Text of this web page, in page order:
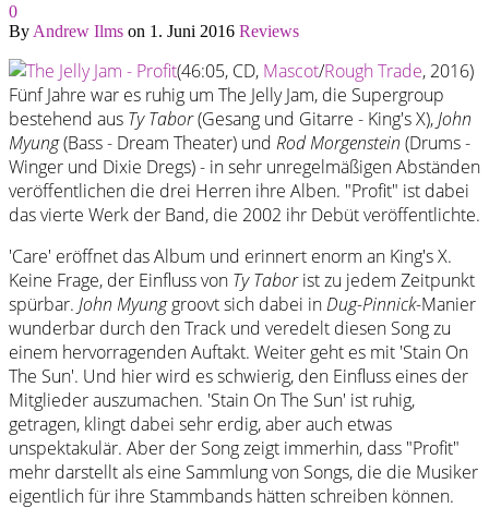
0
By Andrew Ilms on 1. Juni 2016 Reviews
(46:05, CD, Mascot/Rough Trade, 2016)
Fünf Jahre war es ruhig um The Jelly Jam, die Supergroup
bestehend aus Ty Tabor(Gesang und Gitarre - King's X),John
Myung(Bass - Dream Theater) und Rod Morgenstein (Drums -
Winger und Dixie Dregs) - in sehr unregelmäßigen Abständen
veröffentlichen die drei Herren ihre Alben. "Profit" ist dabei
das vierte Werk der Band, die 2002 ihr Debüt veröffentlichte.
'Care' eröffnet das Album und erinnert enorm an King's X.
Keine Frage, der Einfluss von Ty Taborist zu jedem Zeitpunkt
spürbar. John Myunggroovt sich dabei inDug-Pinnick-Manier
wunderbar durch den Track und veredelt diesen Song zu
einem hervorragenden Auftakt. Weiter geht es mit 'Stain On
The Sun'. Und hier wird es schwierig, den Einfluss eines der
Mitglieder auszumachen. 'Stain On The Sun' ist ruhig,
getragen, klingt dabei sehr erdig, aber auch etwas
unspektakulär. Aber der Song zeigt immerhin, dass "Profit"
mehr darstellt als eine Sammlung von Songs, die die Musiker
eigentlich für ihre Stammbands hätten schreiben können.